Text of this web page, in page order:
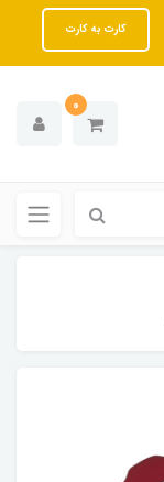
کارت به کارت
0